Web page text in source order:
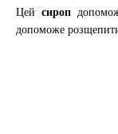
Цей сироп
допоможе